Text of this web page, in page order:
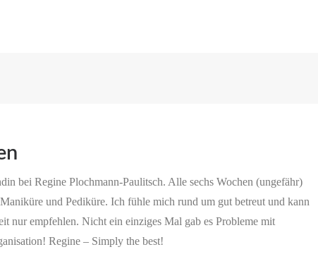
bei Regine Plochmann-Paulitsch. Alle sechs Wochen (ungefähr)
und Pediküre. Ich fühle mich rund um gut betreut und kann
nur empfehlen. Nicht ein einziges Mal gab es Probleme mit
Regine – Simply the best!